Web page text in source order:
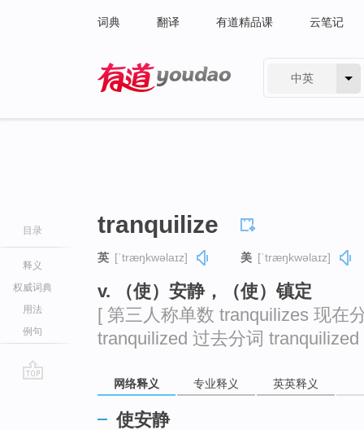
词典 翻译 有道精品课 云笔记
中英
目录
释义
权威词典
用法
例句
tranquilize
英 [ˈtræŋkwəlaɪz] 美 [ˈtræŋkwəlaɪz]
v. （使）安静，（使）镇定
[ 第三人称单数 tranquilizes 现在
tranquilized 过去分词 tranquilized
网络释义 专业释义 英英释义
使安静